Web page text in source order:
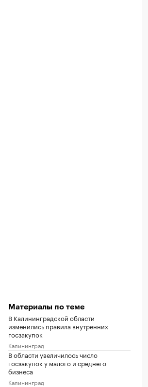
Материалы по теме
В Калининградской области
изменились правила внутренних
госзакупок
Калининград
В области увеличилось число
госзакупок у малого и среднего
бизнеса
Калининград